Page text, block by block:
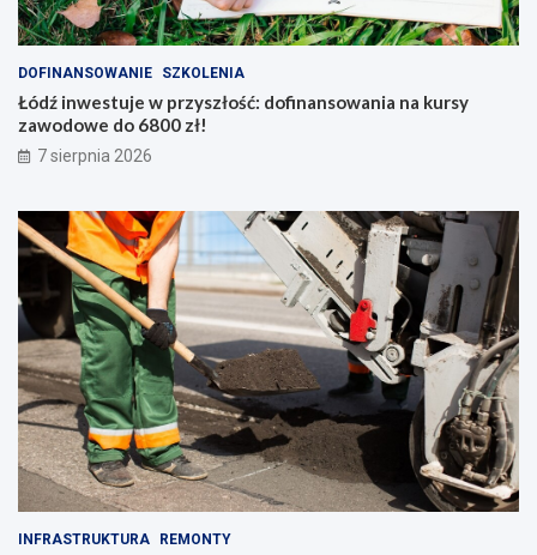
DOFINANSOWANIE SZKOLENIA
Łódź inwestuje w przyszłość: dofinansowania na kursy
zawodowe do 6800 zł!
7 sierpnia 2026
INFRASTRUKTURA REMONTY